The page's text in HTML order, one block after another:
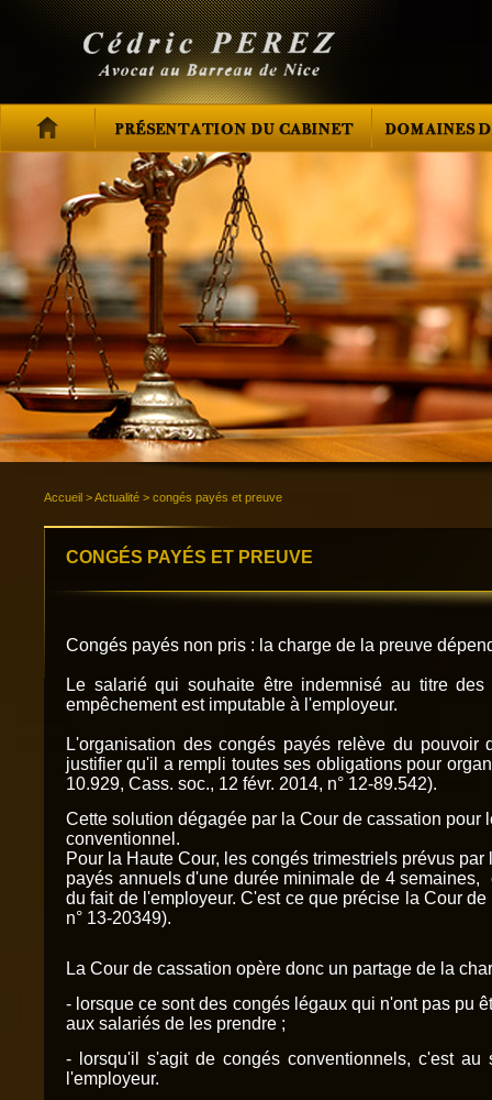
Accueil >Actualité > congés payés et preuve
CONGÉS PAYÉS ET PREUVE
Congés payés non pris : la charge de la preuve
Le salarié qui souhaite être indemnisé au titre
empêchement est imputable à l'employeur.
L'organisation des congés payés relève du
justifier qu'il a rempli toutes ses obligations pour
10.929, Cass. soc., 12 févr. 2014, n° 12-89.542).
Cette solution dégagée par la Cour de cassation
conventionnel.
Pour la Haute Cour, les congés trimestriels prévus
payés annuels d'une durée minimale de 4
du fait de l'employeur. C'est ce que précise la Cour
n° 13-20349).
La Cour de cassation opère donc un partage de la
- lorsque ce sont des congés légaux qui n'ont pas pu
aux salariés de les prendre ;
- lorsqu'il s'agit de congés conventionnels, c'est
l'employeur.